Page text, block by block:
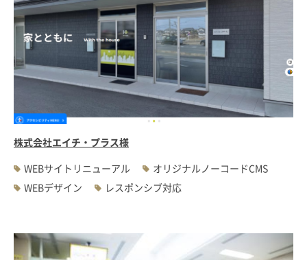
株式会社エイチ・プラス様
WEBサイトリニューアル
オリジナルノーコードCMS
WEBデザイン
レスポンシブ対応